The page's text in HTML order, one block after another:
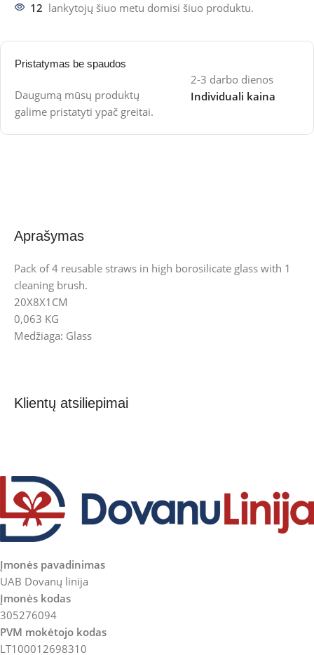
12 lankytojų šiuo metu domisi šiuo produktu.
Pristatymas be spaudos
Daugumą mūsų produktų
galime pristatyti ypač greitai.
2-3 darbo dienos
Individuali kaina
Aprašymas
Pack of 4 reusable straws in high borosilicate glass with 1
cleaning brush.
20X8X1CM
0,063 KG
Medžiaga: Glass
Klientų atsiliepimai
Įmonės pavadinimas
UAB Dovanų linija
Įmonės kodas
305276094
PVM mokėtojo kodas
LT100012698310